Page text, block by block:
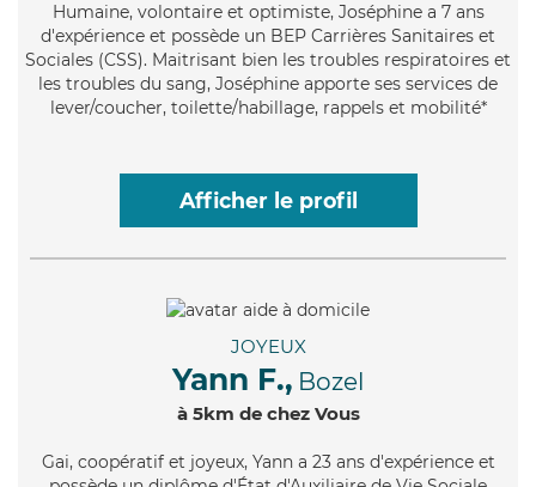
Humaine, volontaire et optimiste, Joséphine a 7 ans
d'expérience et possède un BEP Carrières Sanitaires et
Sociales (CSS). Maitrisant bien les troubles respiratoires et
les troubles du sang, Joséphine apporte ses services de
lever/coucher, toilette/habillage, rappels et mobilité*
Afficher le profil
JOYEUX
Yann F., Bozel
à 5km de chez Vous
Gai, coopératif et joyeux, Yann a 23 ans d'expérience et